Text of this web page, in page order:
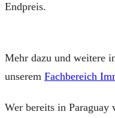
Endpreis.
Mehr dazu und weitere
unserem Fachbereich
Wer bereits in Paraguay